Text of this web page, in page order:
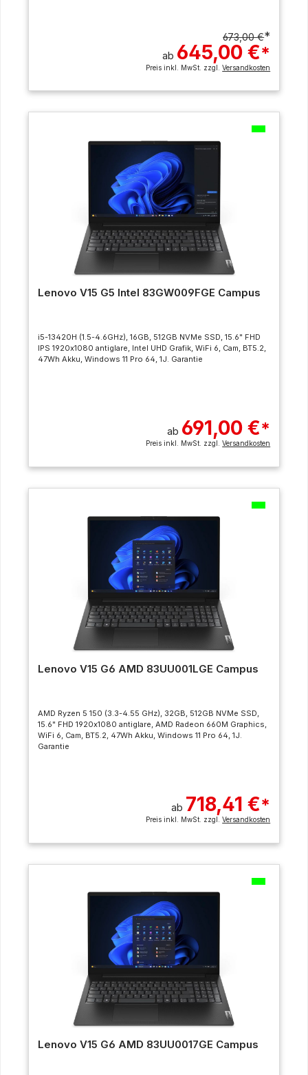
673,00 €*
ab 645,00 €*
Preis inkl. MwSt. zzgl.Versandkosten
Lenovo V15 G5 Intel 83GW009FGE Campus
i5-13420H (1.5-4.6GHz), 16GB, 512GB NVMe SSD, 15.6" FHD
IPS 1920x1080 antiglare, Intel UHD Grafik, WiFi 6, Cam, BT5.2,
47Wh Akku, Windows 11 Pro 64, 1J. Garantie
ab 691,00 €*
Preis inkl. MwSt. zzgl.Versandkosten
Lenovo V15 G6 AMD 83UU001LGE Campus
AMD Ryzen 5 150 (3.3-4.55 GHz), 32GB, 512GB NVMe SSD,
15.6" FHD 1920x1080 antiglare, AMD Radeon 660M Graphics,
WiFi 6, Cam, BT5.2, 47Wh Akku, Windows 11 Pro 64, 1J.
Garantie
ab 718,41 €*
Preis inkl. MwSt. zzgl.Versandkosten
Lenovo V15 G6 AMD 83UU0017GE Campus